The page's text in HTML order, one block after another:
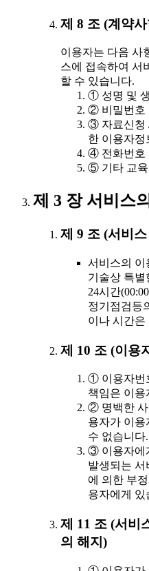
제 8 조 (계약
이용자는 다음 사
스에 접속하여 서
할 수 있습니다.
① 성명 및
② 비밀번호
③ 자료신청
한 이용자정
④ 전화번호
⑤ 기타 교육
제 3 장 서비스
제 9 조 (서비
서비스의 이
기술상 특별
24시간
정기점검등
이나 시간은
제 10 조 (이용
① 이용자번
책임은 이용
② 명백한 사
용자가 이용
수 없습니다.
③ 이용자에
발생되는 서
에 의한 부
용자에게 있
제 11 조 (서비
의 해지)